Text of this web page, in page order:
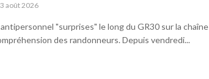
3 août 2026
"surprises" le long du GR30 sur la chaîne
des randonneurs. Depuis vendredi...